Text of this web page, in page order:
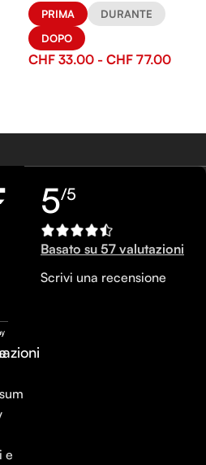
PRIMA
DURANTE
DOPO
CHF 33.00 - CHF 77.00
e
5/5
Basato su 57 valutazioni
Scrivi una recensione